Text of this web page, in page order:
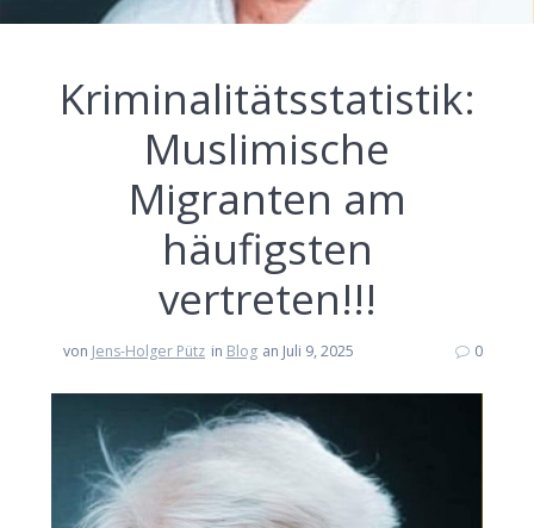
Kriminalitätsstatistik:
Muslimische
Migranten am
häufigsten
vertreten!!!
von Jens-Holger Pütz in Blog an Juli 9, 2025 0